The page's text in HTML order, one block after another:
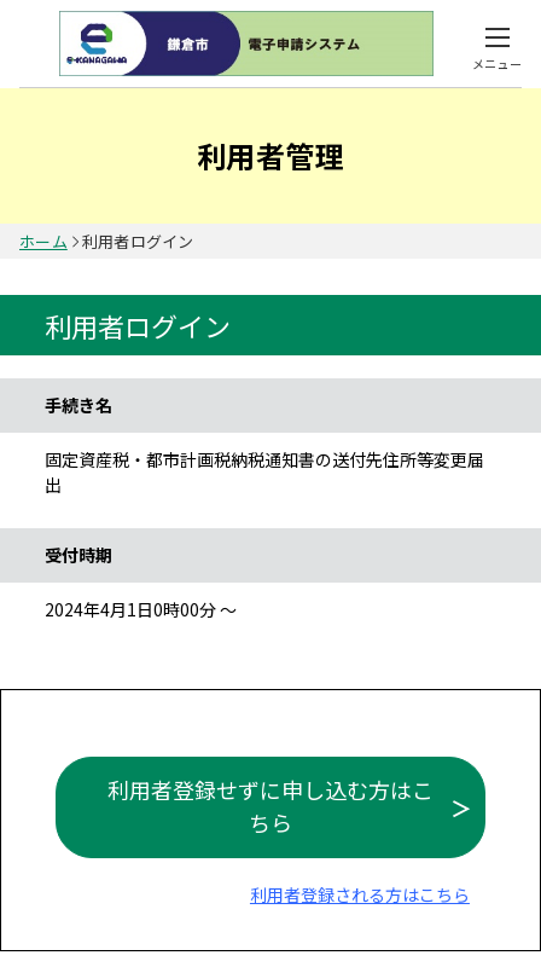
メニュー
利用者管理
ホーム 利用者ログイン
利用者ログイン
手続き名
固定資産税・都市計画税納税通知書の送付先住所等変更届
出
受付時期
2024年4月1日0時00分 ～
利用者登録せずに申し込む方はこ
ちら
利用者登録される方はこちら